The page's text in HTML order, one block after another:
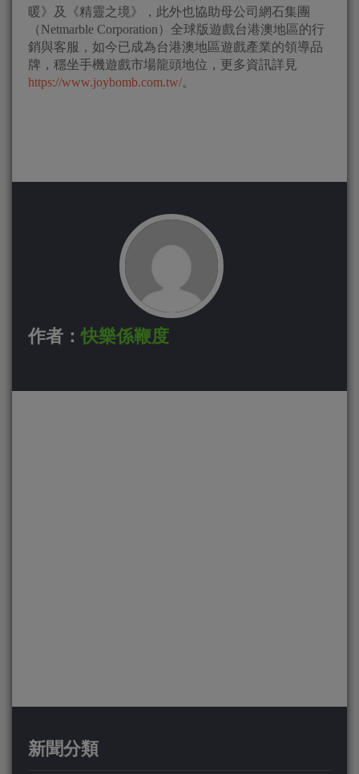
暖》及《精靈之境》，此外也協助母公司網石集團
（Netmarble Corporation）全球版遊戲台港澳地區的行
銷與客服，如今已成為台港澳地區遊戲產業的領導品
牌，穩坐手機遊戲市場龍頭地位，更多資訊詳見
https://www.joybomb.com.tw/。
作者：快樂係鞭度
新聞分類